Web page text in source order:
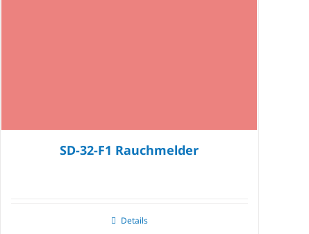
SD-32-F1 Rauchmelder
Details